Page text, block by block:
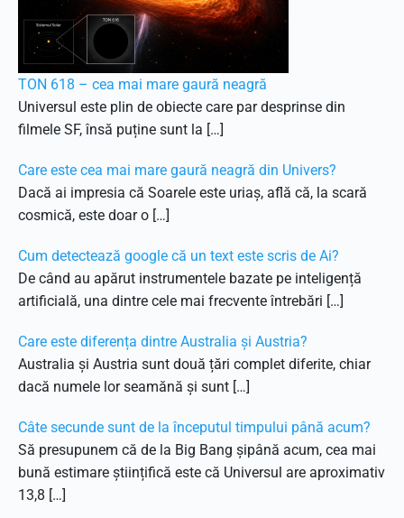
TON 618 – cea mai mare gaură neagră
Universul este plin de obiecte care par desprinse din
filmele SF, însă puține sunt la […]
Care este cea mai mare gaură neagră din Univers?
Dacă ai impresia că Soarele este uriaș, află că, la scară
cosmică, este doar o […]
Cum detectează google că un text este scris de Ai?
De când au apărut instrumentele bazate pe inteligență
artificială, una dintre cele mai frecvente întrebări […]
Care este diferența dintre Australia și Austria?
Australia și Austria sunt două țări complet diferite, chiar
dacă numele lor seamănă și sunt […]
Câte secunde sunt de la începutul timpului până acum?
Să presupunem că de la Big Bang șipână acum, cea mai
bună estimare științifică este că Universul are aproximativ
13,8 […]